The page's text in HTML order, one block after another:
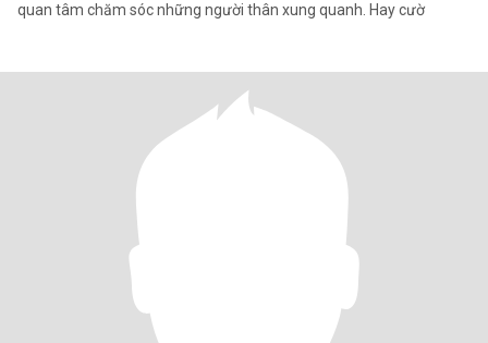
quan tâm chăm sóc những người thân xung quanh. Hay cườ